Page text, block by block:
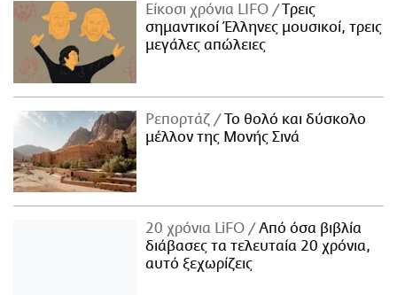
Είκοσι χρόνια LIFO
Tρεις
σημαντικοί Έλληνες μουσικοί, τρεις
μεγάλες απώλειες
Ρεπορτάζ
Το θολό και δύσκολο
μέλλον της Μονής Σινά
20 χρόνια LiFO
Από όσα βιβλία
διάβασες τα τελευταία 20 χρόνια,
αυτό ξεχωρίζεις